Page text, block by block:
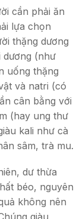
cần phải ăn
lựa chọn
thặng dương
dương (như
uống thặng
và natri (có
cân bằng với
(hay ung thư
kali như cà
sâm, trà mu.
dư thừa
béo, nguyên
không nên
giàu